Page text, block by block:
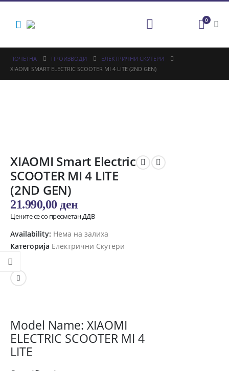
0
ПОЧЕТНА ПРОИЗВОДИ
ЕЛЕКТРИЧНИ СКУТЕРИ
XIAOMI SMART ELECTRIC SCOOTER MI 4 LITE (2ND GEN)
XIAOMI Smart Electric
SCOOTER MI 4 LITE
(2ND GEN)
21.990,00 ден
Цените се со пресметан ДДВ
Availability: Нема на залиха
Категорија Електрични Скутери
Model Name: XIAOMI
ELECTRIC SCOOTER MI 4
LITE